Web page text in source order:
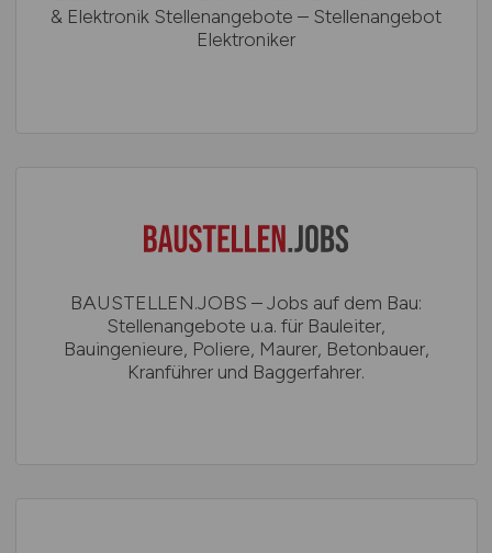
& Elektronik Stellenangebote – Stellenangebot
Elektroniker
BAUSTELLEN.JOBS – Jobs auf dem Bau:
Stellenangebote u.a. für Bauleiter,
Bauingenieure, Poliere, Maurer, Betonbauer,
Kranführer und Baggerfahrer.